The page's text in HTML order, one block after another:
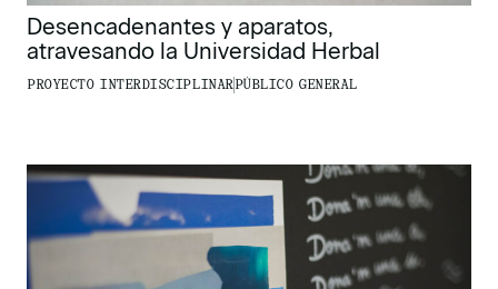
Desencadenantes y aparatos,
atravesando la Universidad Herbal
PROYECTO INTERDISCIPLINAR PÚBLICO GENERAL